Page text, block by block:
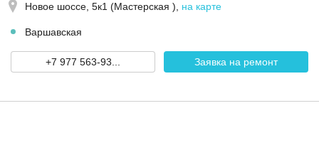
Новое шоссе, 5к1 (Мастерская ) на карте
Варшавская
+7 977 563-93... Заявка на ремонт